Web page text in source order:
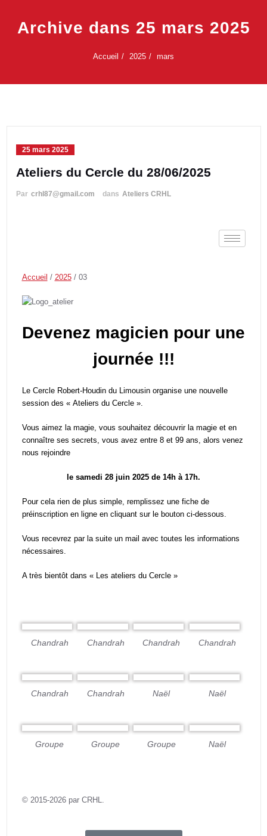
Archive dans 25 mars 2025
Accueil 2025 mars
25 mars 2025
Ateliers du Cercle du 28/06/2025
Par crhl87@gmail.com dans Ateliers CRHL
Accueil / 2025 /03
Devenez magicien pour une
journée !!!
Le Cercle Robert-Houdin du Limousin organise une nouvelle
session des « Ateliers du Cercle ».
Vous aimez la magie, vous souhaitez découvrir la magie et en
connaître ses secrets, vous avez entre 8 et 99 ans, alors venez
nous rejoindre
le samedi 28 juin 2025 de 14h à 17h.
Pour cela rien de plus simple, remplissez une fiche de
préinscription en ligne en cliquant sur le bouton ci-dessous.
Vous recevrez par la suite un mail avec toutes les informations
nécessaires.
A très bientôt dans « Les ateliers du Cercle »
Chandrah Chandrah Chandrah Chandrah
Chandrah Chandrah Naël Naël
Groupe Groupe Groupe Naël
© 2015-2026 par CRHL.